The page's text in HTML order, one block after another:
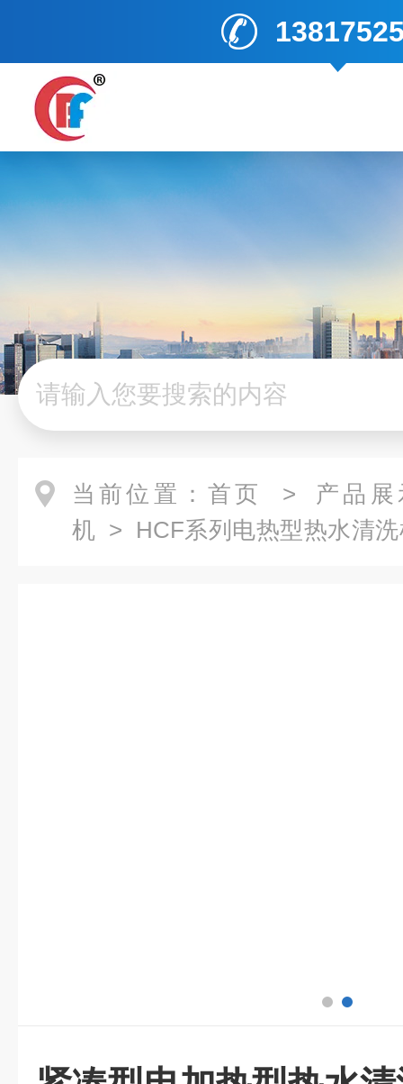
当前位置： 首页 > 产品展
机 > HCF系列电热型热水清